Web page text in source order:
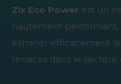
Tous les cas
Tous les cas
Tous les cas
Tous les cas
Zix Eco Power est un
hautement
éliminer efficacement
tenaces dans le secteur